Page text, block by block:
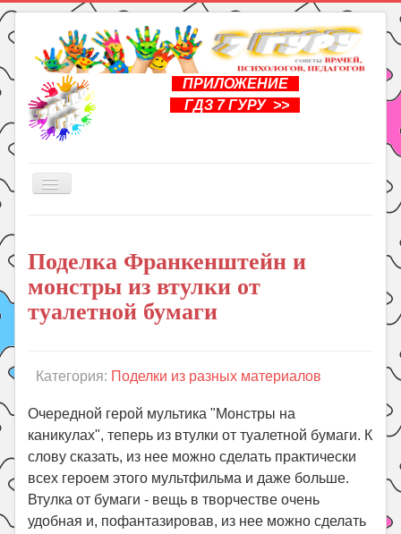
ПРИЛОЖЕНИЕ
ГДЗ 7 ГУРУ >>
Включить/
Книги
Рукоделие
Подготовка к школе
ГДЗ
Праздники
Психология
Летом!
Поиск
Поделка Франкенштейн и
монстры из втулки от
туалетной бумаги
Категория: Поделки из разных материалов
Очередной герой мультика "Монстры на
каникулах", теперь из втулки от туалетной бумаги. К
слову сказать, из нее можно сделать практически
всех героем этого мультфильма и даже больше.
Втулка от бумаги - вещь в творчестве очень
удобная и, пофантазировав, из нее можно сделать